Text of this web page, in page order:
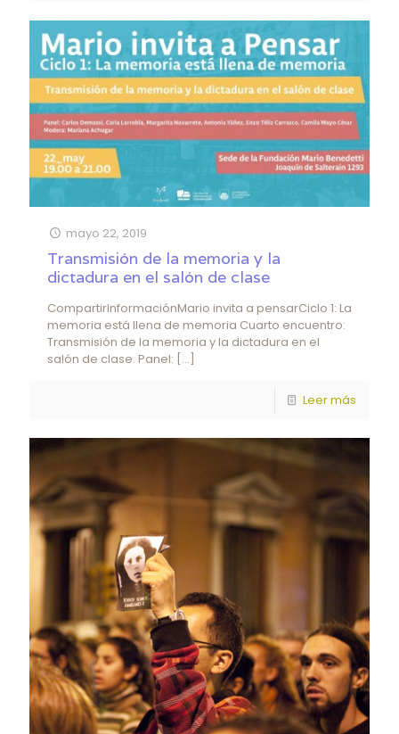
mayo 22, 2019
Transmisión de la memoria y la
dictadura en el salón de clase
CompartirInformaciónMario invita a pensarCiclo 1: La
memoria está llena de memoria Cuarto encuentro:
Transmisión de la memoria y la dictadura en el
salón de clase. Panel: […]
Leer más